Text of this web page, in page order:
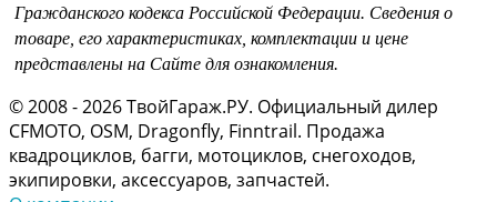
Гражданского кодекса Российской Федерации. Сведения о
товаре, его характеристиках, комплектации и цене
представлены на Сайте для ознакомления.
© 2008 - 2026 ТвойГараж.РУ. Официальный дилер
CFMOTO, OSM, Dragonfly, Finntrail. Продажа
квадроциклов, багги, мотоциклов, снегоходов,
экипировки, аксессуаров, запчастей.